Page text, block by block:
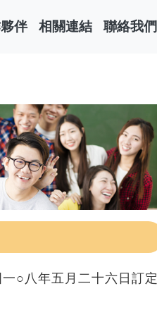
伴 相關連結 聯絡我們
一○八年五月二十六日訂定